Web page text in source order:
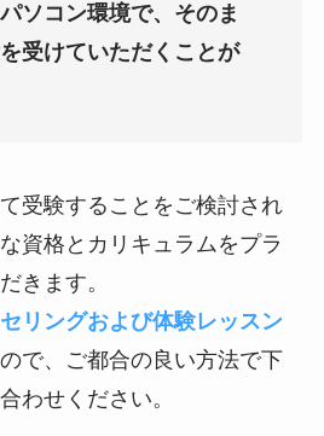
ソコン環境で、そのま
受けていただくことが
受験することをご検討され
資格とカリキュラムをプラ
きます。
リングおよび体験レッスン
で、ご都合の良い方法で下
わせください。